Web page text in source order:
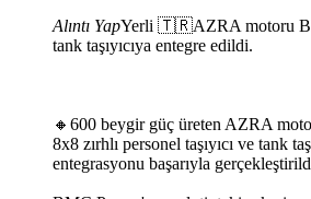
Alıntı YapYerli 🇹🇷AZRA motoru
tank taşıyıcıya entegre edildi.
🔸600 beygir güç üreten AZRA
8x8 zırhlı personel taşıyıcı ve tank
entegrasyonu başarıyla